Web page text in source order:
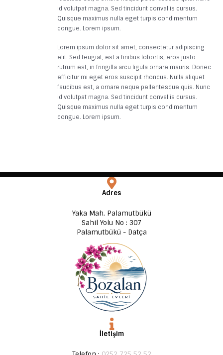
id volutpat magna. Sed tincidunt convallis cursus.
Quisque maximus nulla eget turpis condimentum
congue. Lorem ipsum.
Lorem ipsum dolor sit amet, consectetur adipiscing
elit. Sed feugiat, est a finibus lobortis, eros justo
rutrum est, in fringilla arcu ligula ornare mauris. Donec
efficitur mi eget eros suscipit rhoncus. Nulla aliquet
faucibus est, a ornare neque pellentesque quis. Nunc
id volutpat magna. Sed tincidunt convallis cursus.
Quisque maximus nulla eget turpis condimentum
congue. Lorem ipsum.
Adres
Yaka Mah. Palamutbükü
Sahil Yolu No : 307
Palamutbükü - Datça
İletişim